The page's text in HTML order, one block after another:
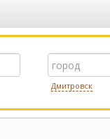
Дмитровск